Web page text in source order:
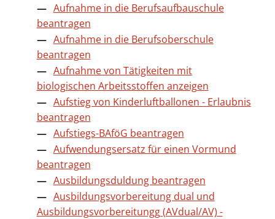
Aufnahme in die Berufsaufbauschule
beantragen
Aufnahme in die Berufsoberschule
beantragen
Aufnahme von Tätigkeiten mit
biologischen Arbeitsstoffen anzeigen
Aufstieg von Kinderluftballonen - Erlaubnis
beantragen
Aufstiegs-BAföG beantragen
Aufwendungsersatz für einen Vormund
beantragen
Ausbildungsduldung beantragen
Ausbildungsvorbereitung dual und
Ausbildungsvorbereitungg (AVdual/AV) -